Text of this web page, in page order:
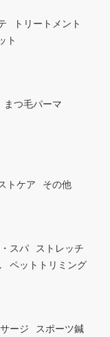
トリートメント
ト
まつ毛パーマ
トケア その他
スパ
ストレッチ
ペットトリミング
ージ
スポーツ鍼